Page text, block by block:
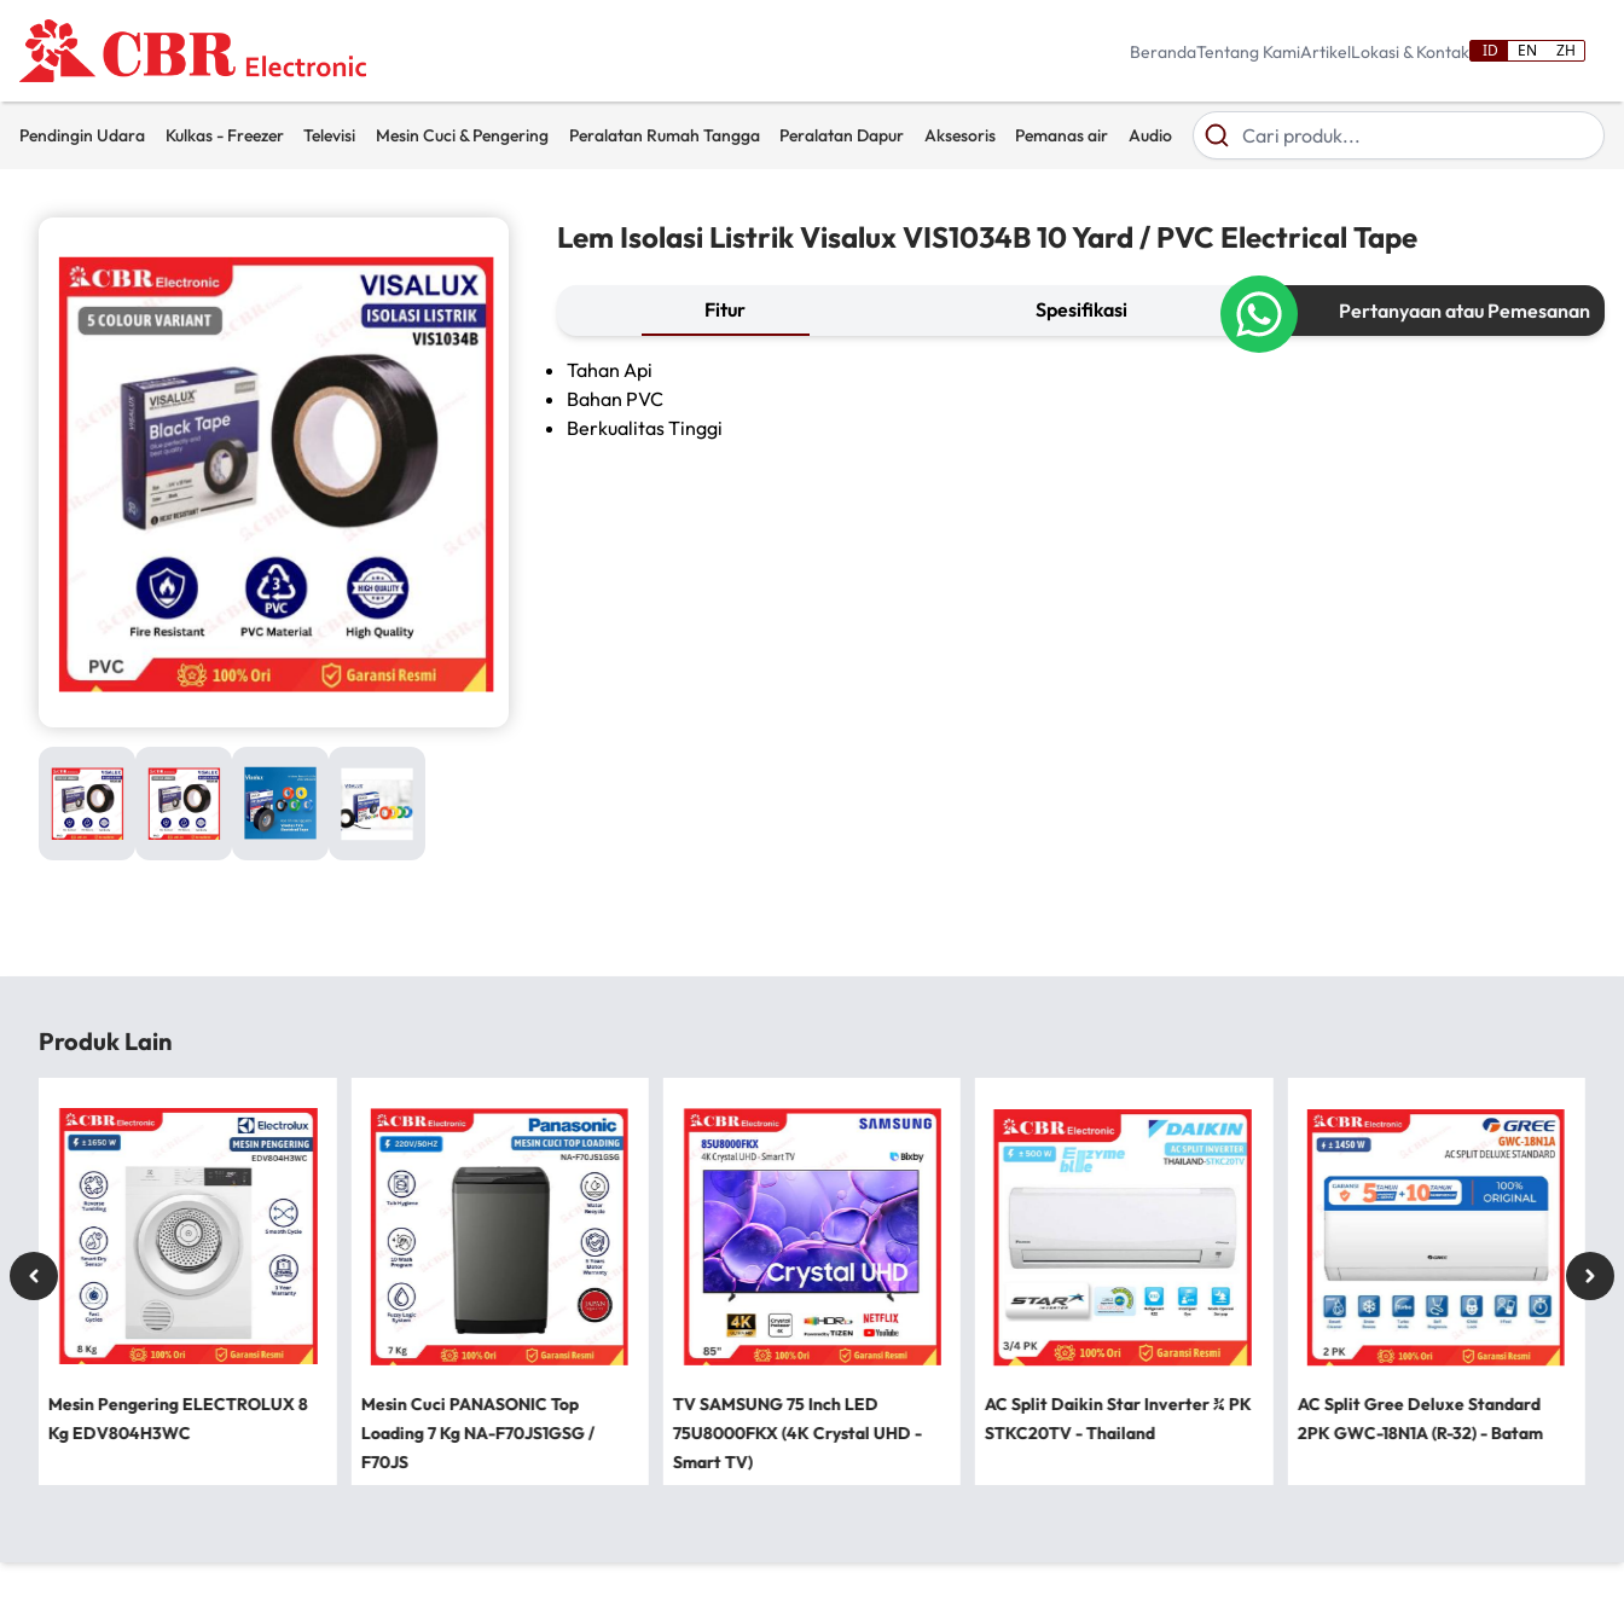
BerandaTentang KamiArtikelLokasi & Kontak ID EN ZH
Pendingin Udara Kulkas - Freezer Televisi Mesin Cuci & Pengering Peralatan Rumah Tangga Peralatan Dapur Aksesoris Pemanas air Audio
Lem Isolasi Listrik Visalux VIS1034B 10 Yard / PVC Electrical Tape
Fitur Spesifikasi Pertanyaan atau Pemesanan
Tahan Api
Bahan PVC
Berkualitas Tinggi
Produk Lain
TV SAMSUNG 75 Inch LED
75U8000FKX (4K Crystal UHD -
Smart TV)
AC Split Daikin Star Inverter ¾ PK
STKC20TV - Thailand
AC Split Gree Deluxe Standard
2PK GWC-18N1A (R-32) - Batam
Mesin Pengering ELECTROLUX 8
Kg EDV804H3WC
Mesin Cuci PANASONIC Top
Loading 7 Kg NA-F70JS1GSG /
F70JS